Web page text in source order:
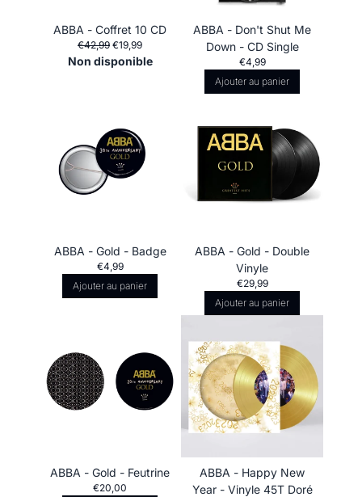
ABBA - Coffret 10 CD
€42,99 €19,99
Non disponible
ABBA - Don't Shut Me
Down - CD Single
€4,99
Ajouter au panier
ABBA - Gold - Badge
€4,99
Ajouter au panier
ABBA - Gold - Double
Vinyle
€29,99
Ajouter au panier
ABBA - Gold - Feutrine
€20,00
ABBA - Happy New
Year - Vinyle 45T Doré